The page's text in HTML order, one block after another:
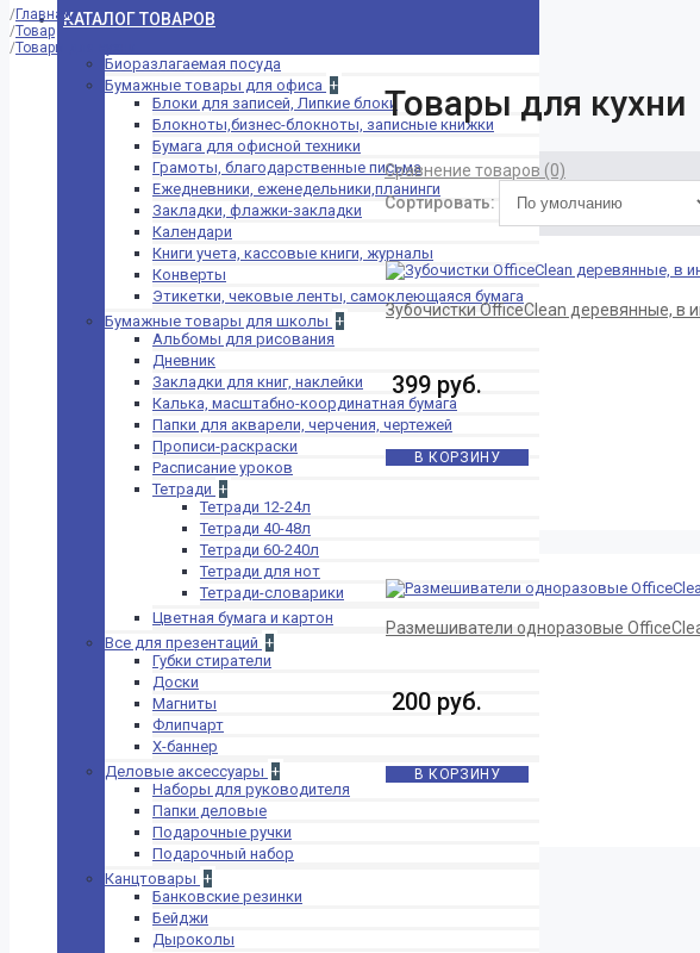
КАТАЛОГ ТОВАРОВ
Биоразлагаемая посуда
Бумажные товары для офиса +
Блоки для записей, Липкие блоки
Блокноты,бизнес-блокноты, записные книжки
Бумага для офисной техники
Грамоты, благодарственные письма
Ежедневники, еженедельники,планинги
Закладки, флажки-закладки
Календари
Книги учета, кассовые книги, журналы
Конверты
Этикетки, чековые ленты, самоклеющаяся бумага
Бумажные товары для школы +
Альбомы для рисования
Дневник
Закладки для книг, наклейки
Калька, масштабно-координатная бумага
Папки для акварели, черчения, чертежей
Прописи-раскраски
Расписание уроков
Тетради +
Тетради 12-24л
Тетради 40-48л
Тетради 60-240л
Тетради для нот
Тетради-словарики
Цветная бумага и картон
Все для презентаций +
Губки стиратели
Доски
Магниты
Флипчарт
Х-баннер
Деловые аксессуары +
Наборы для руководителя
Папки деловые
Подарочные ручки
Подарочный набор
Канцтовары +
Банковские резинки
Бейджи
Дыроколы
Главная
Товар
Товары для кухни
Товар-
Биоразлагаемая
посуда
Бумажные товары
для офиса+
Блоки для
записей, Липкие
блоки
Блокноты,бизнес-
блокноты, записные
книжки
офисной
техники
Грамоты,
благодарственные
письма
Ежедневники,
еженедельники,планинги
Закладки,
флажки-
закладки
Календари
Книги учета,
кассовые книги,
журналы
Этикетки,
чековые ленты,
самоклеющаяся
бумага
Бумажные товары
для школы+
Альбомы для
рисования
Закладки для
книг, наклейки
Товары для кухни
Сравнение товаров (0)
Сортировать:
Зубочистки OfficeClean деревянные, в
399 руб.
В КОРЗИНУ
Размешиватели одноразовые
200 руб.
В КОРЗИНУ